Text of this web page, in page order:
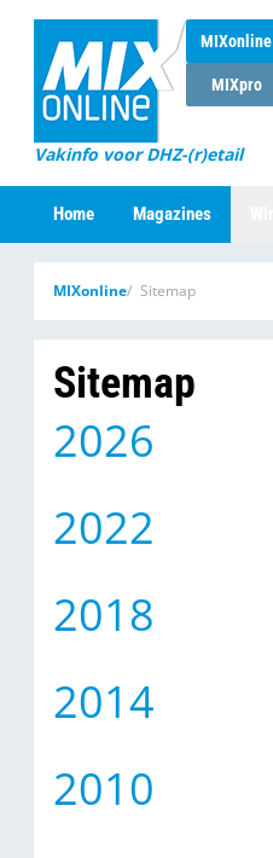
MIXonline
MIXpro
Vakinfo voor DHZ-(r)etail
Home Magazines
MIXonline Sitemap
Sitemap
2026
2022
2018
2014
2010